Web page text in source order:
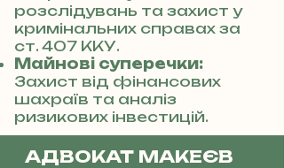
розслідувань та захист у
кримінальних справах за
ст. 407 ККУ.
Майнові суперечки:
Захист від фінансових
шахраїв та аналіз
ризикових інвестицій.
АДВОКАТ МАКЕЄВ